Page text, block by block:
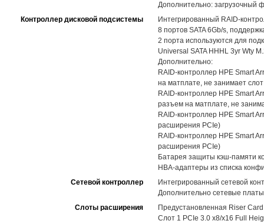
Дополнительно: загрузочный
Контроллер дисковой подсистемы
Интегрированный RAID-
8 портов SATA 6Gb/s,
2 порта используются для
Universal SATA HHHL 3yr Wty
Дополнительно:
RAID-контроллер HPE Smart
на матплате, не занимает
RAID-контроллер HPE Smart
разъем на матплате, не
RAID-контроллер HPE Smart
расширения PCIe)
RAID-контроллер HPE Smart
расширения PCIe)
Батарея защиты кэш-памяти
HBA-адаптеры из списка
Сетевой контроллер
Интегрированный сетевой
Дополнительно сетевые
Слоты расширения
Предустановленная Riser
Слот 1 PCIe 3.0 x8/x16 Full